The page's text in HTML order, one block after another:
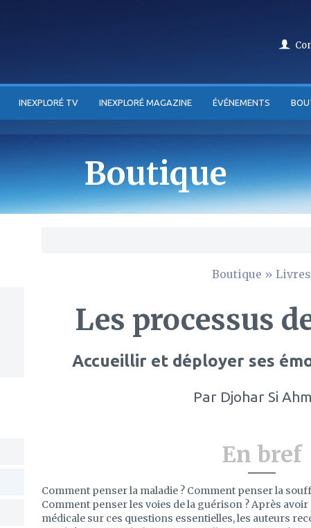
INEXPLORÉ TV INEXPLORÉ MAGAZINE ÉVÉNEMENTS
Boutique
Boutique » Livres
Les processus
Accueillir et déployer ses
Par Djohar Si
En bref
Comment penser la maladie ? Comment penser la
Comment penser les voies de la guérison ? Après
médicale sur ces questions essentielles, les auteurs